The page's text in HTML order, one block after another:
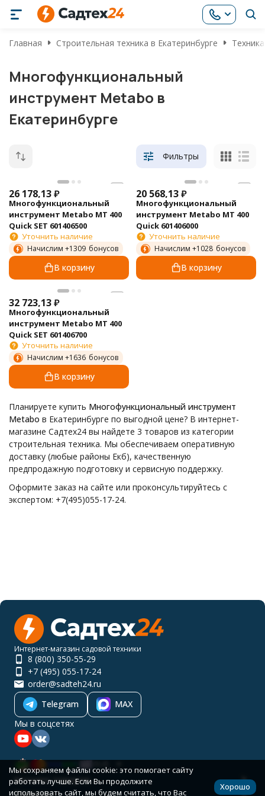
Главная Строительная техника в Екатеринбурге
Многофункциональный
инструмент Metabo в
Екатеринбурге
Фильтры
26 178,13₽
Многофункциональный
инструмент Metabo MT 400
Quick SET 601406500
Уточнить наличие
Начислим +1309 бонусов
В корзину
20 568,13₽
Многофункциональный
инструмент Metabo MT 400
Quick 601406000
Уточнить наличие
Начислим +1028 бонусов
В корзину
32 723,13₽
Многофункциональный
инструмент Metabo MT 400
Quick SET 601406700
Уточнить наличие
Начислим +1636 бонусов
В корзину
Планируете купить Многофункциональный инструмент
Metabo в Екатеринбурге по выгодной цене? В интернет-
магазине Садтех24 вы найдете 3 товаров из категории
строительная техника. Мы обеспечиваем оперативную
доставку (любые районы Екб), качественную
предпродажную подготовку и сервисную поддержку.
Оформите заказ на сайте или проконсультируйтесь с
экспертом: +7(495)055-17-24.
Интернет-магазин садовой техники
8 (800) 350-55-29
+7 (495) 055-17-24
order@sadteh24.ru
Telegram
MAX
Мы в соцсетях
Каталог товаров
Мы сохраняем файлы cookie: это помогает сайту
работать лучше. Если Вы продолжите
использовать сайт, мы будем считать, что Вас
Хорошо